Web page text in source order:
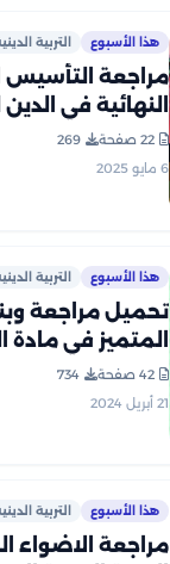
هذا الأسبوع التربية
مراجعة التأسيس
النهائية في
السادس الابتدائي
2025 PDF بالاجابات
22 صفحة
269
6 مايو 2025
هذا الأسبوع التربية
تحميل مراجعة
المتميز في مادة
الدينية
السادس الابتدائي
42 صفحة
734
21 أبريل 2024
هذا الأسبوع التربية
مراجعة الاضواء